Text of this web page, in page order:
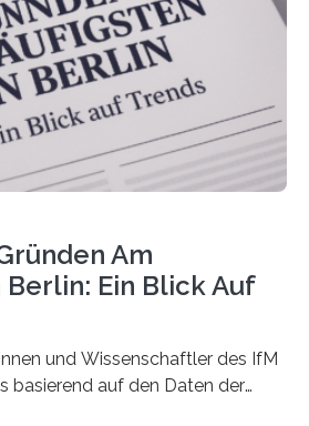
als die Hälfte der Befragten ist
wird in den nächsten Jahren eine
Aber nur ein Drittel hat
Am
Berlin: Ein Blick Auf
und Wissenschaftler des IfM
basierend auf den Daten der